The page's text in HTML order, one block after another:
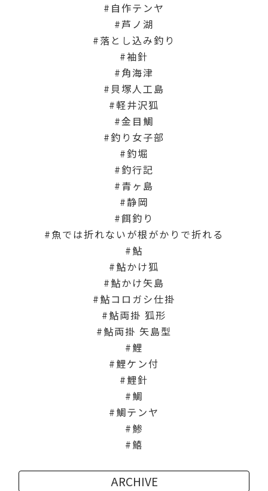
自作テンヤ
芦ノ湖
落とし込み釣り
袖針
角海津
貝塚人工島
軽井沢狐
金目鯛
釣り女子部
釣堀
釣行記
青ヶ島
静岡
餌釣り
魚では折れないが根がかりで折れる
鮎
鮎かけ狐
鮎かけ矢島
鮎コロガシ仕掛
鮎両掛 狐形
鮎両掛 矢島型
鯉
鯉ケン付
鯉針
鯛
鯛テンヤ
鯵
鱚
ARCHIVE